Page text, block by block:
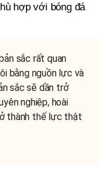
hợp với bóng đá
sắc rất quan
bằng nguồn lực và
sắc sẽ dần trở
nghiệp, hoài
thành thế lực thật